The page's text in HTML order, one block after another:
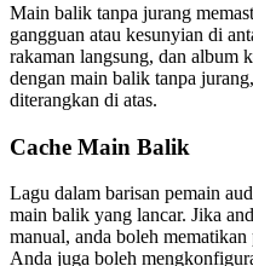
Main balik tanpa jurang
gangguan atau kesunyian di
rakaman langsung, dan album
dengan main balik tanpa
diterangkan di atas.
Cache Main Balik
Lagu dalam barisan pemain
main balik yang lancar. Jika
manual, anda boleh
Anda juga boleh